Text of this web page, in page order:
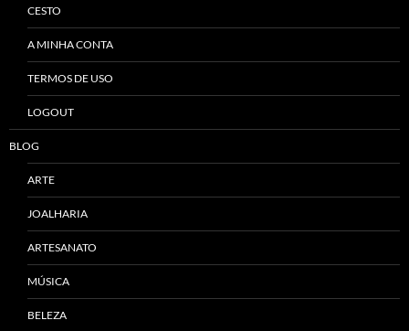
CESTO
A MINHA CONTA
TERMOS DE USO
LOGOUT
BLOG
ARTE
JOALHARIA
ARTESANATO
MÚSICA
BELEZA